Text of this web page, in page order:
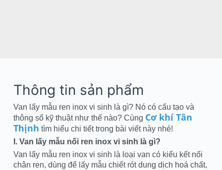
Thông tin sản phẩm
Van lấy mẫu ren inox vi sinh là gì? Nó có cấu tạo và
thông số kỹ thuật như thế nào? Cùng Cơ khí Tân
Thịnh tìm hiểu chi tiết trong bài viết này nhé!
I. Van lấy mẫu nối ren inox vi sinh là gì?
Van lấy mẫu ren inox vi sinh là loại van có kiểu kết nối
chân ren, dùng để lấy mẫu chiết rót dung dịch hoá chất,